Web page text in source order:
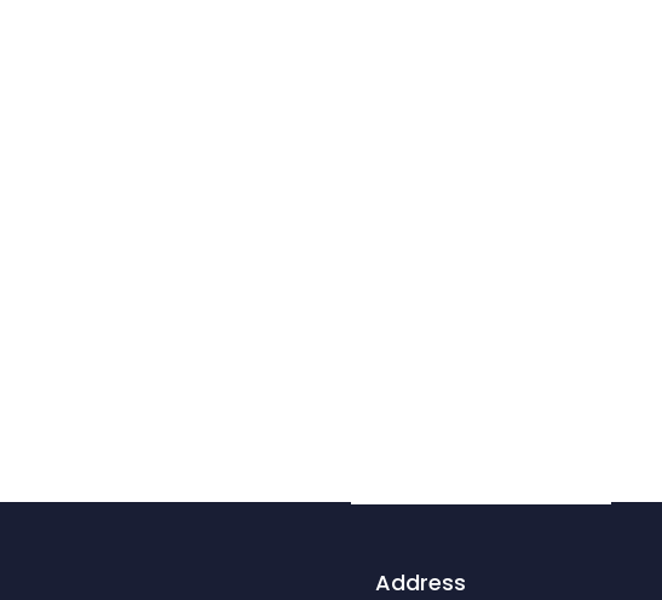
Address